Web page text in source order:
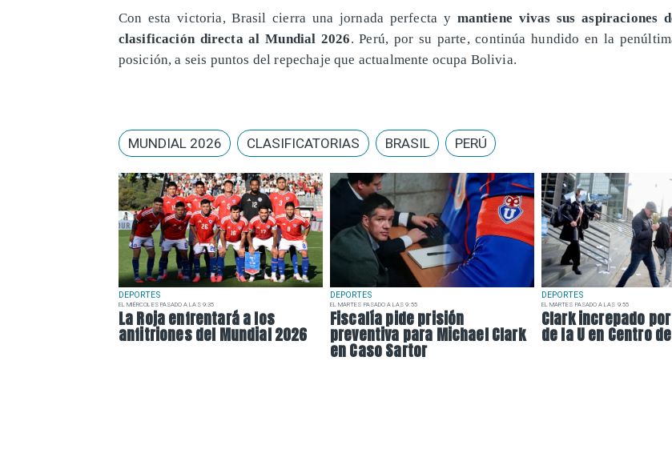
DEPORTES
EL MIÉRCOLES PASADO A LAS 9:35
La Roja enfrentará a los
anfitriones del Mundial 2026
DEPORTES
EL MARTES PASADO A LAS 9:55
Fiscalía pide prisión
preventiva para Michael Clark
en Caso Sartor
DEPORTES
EL MARTES PASADO A LAS 9:55
Clark increpado
de la U en Centro
Con esta victoria, Brasil cierra una jornada perfecta y mantiene vivas sus aspiraciones
clasificación directa al Mundial 2026. Perú, por su parte, continúa hundido en la
posición, a seis puntos del repechaje que actualmente ocupa Bolivia.
MUNDIAL 2026 CLASIFICATORIAS BRASIL PERÚ